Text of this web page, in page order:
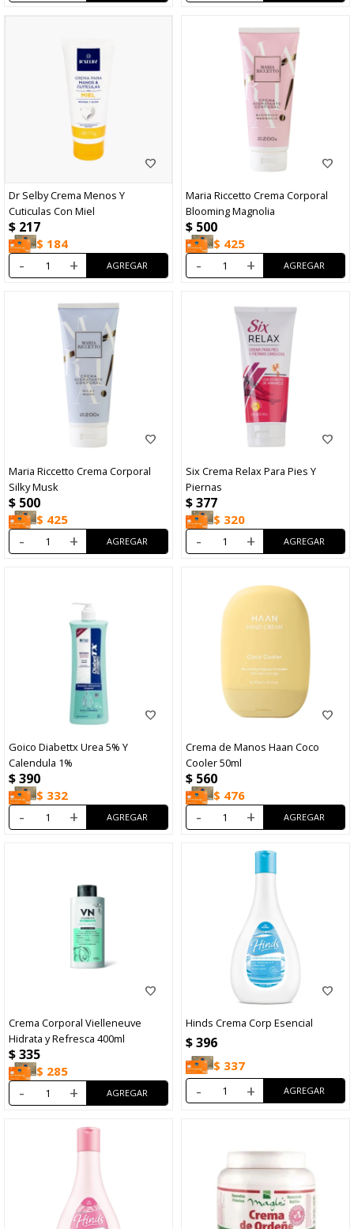
Dr Selby Crema Menos Y
Cuticulas Con Miel
$ 217
$ 184
- +
Maria Riccetto Crema Corporal
Blooming Magnolia
$ 500
$ 425
- +
Maria Riccetto Crema Corporal
Silky Musk
$ 500
$ 425
- +
Six Crema Relax Para Pies Y
Piernas
$377
$ 320
- +
Goico Diabettx Urea 5% Y
Calendula 1%
$390
$ 332
- +
Crema de Manos Haan Coco
Cooler 50ml
$ 560
$ 476
- +
Crema Corporal Vielleneuve
Hidrata y Refresca 400ml
$335
$ 285
- +
Hinds Crema Corp Esencial
$396
$ 337
- +